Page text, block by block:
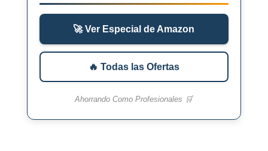
🚀 Ver Especial de Amazon
🔥 Todas las Ofertas
Ahorrando Como Profesionales 🛒